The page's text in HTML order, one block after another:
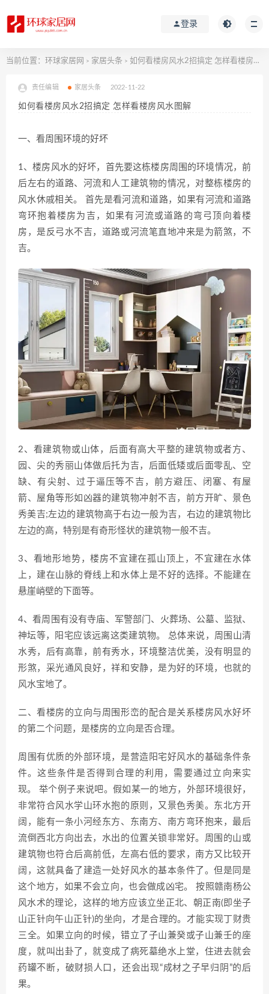
登录
当前位置： 环球家居网 > 家居头条 > 如何看楼房风水2招搞定 怎样看楼房风水图解
责任编辑 家居头条 2022-11-22
如何看楼房风水2招搞定 怎样看楼房风水图解
一、看周围环境的好坏
1、楼房风水的好坏，首先要这栋楼房周围的环境情况，前
后左右的道路、河流和人工建筑物的情况，对整栋楼房的
风水休戚相关。 首先是看河流和道路，如果有河流和道路
弯环抱着楼房为吉，如果有河流或道路的弯弓顶向着楼
房，是反弓水不吉，道路或河流笔直地冲来是为箭煞，不
吉。
2、看建筑物或山体，后面有高大平整的建筑物或者方、
园、尖的秀丽山体做后托为吉，后面低矮或后面零乱、空
缺、有尖射、过于逼压等不吉，前方避压、闭塞、有屋
箭、屋角等形如凶器的建筑物冲射不吉，前方开旷、景色
秀美吉;左边的建筑物高于右边一般为吉，右边的建筑物比
左边的高，特别是有奇形怪状的建筑物一般不吉。
3、看地形地势，楼房不宜建在孤山顶上，不宜建在水体
上，建在山脉的脊线上和水体上是不好的选择。不能建在
悬崖峭壁的下面等。
4、看周围有没有寺庙、军警部门、火葬场、公墓、监狱、
神坛等，阳宅应该远离这类建筑物。 总体来说，周围山清
水秀，后有高靠，前有秀水，环境整洁优美，没有明显的
形煞，采光通风良好，祥和安静，是为好的环境，也就的
风水宝地了。
二、看楼房的立向与周围形峦的配合是关系楼房风水好坏
的第二个问题，是楼房的立向是否合理。
周围有优质的外部环境，是营造阳宅好风水的基础条件条
件。这些条件是否得到合理的利用，需要通过立向来实
现。 举个例子来说吧。假如某一的地方，外部环境很好，
非常符合风水学山环水抱的原则，又景色秀美。东北方开
阔，能有一条小河经东方、东南方、南方弯环抱来，最后
流倒西北方向出去，水出的位置关锁非常好。周围的山或
建筑物也符合后高前低，左高右低的要求，南方又比较开
阔，这就具备了建造一处好风水的基本条件了。但是同是
这个地方，如果不会立向，也会做成凶宅。 按照赣南杨公
风水术的理论，这样的地方应该立坐正北、朝正南(即坐子
山正针向午山正针)的坐向，才是合理的。才能实现丁财贵
三全。如果立向的时候，错立了子山兼癸或子山兼壬的座
度，就叫出卦了，就变成了病死墓绝水上堂，住进去就会
药罐不断，破财损人口，还会出现“成材之子早归阴”的后
果。